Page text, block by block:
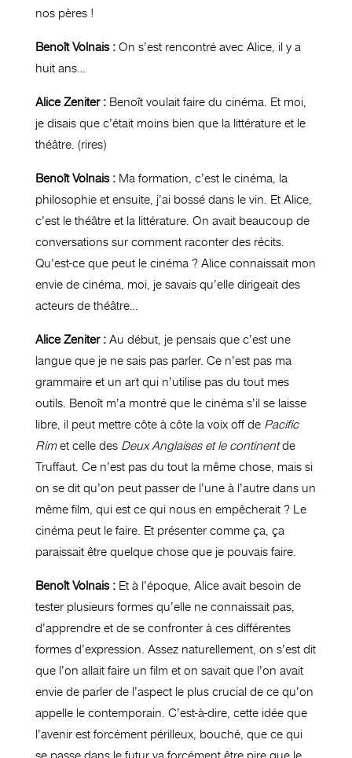
nos pères !
Benoît Volnais : On s’est rencontré avec Alice, il y a
huit ans…
Alice Zeniter : Benoît voulait faire du cinéma. Et moi,
je disais que c’était moins bien que la littérature et le
théâtre. (rires)
Benoît Volnais :Ma formation, c’est le cinéma, la
philosophie et ensuite, j’ai bossé dans le vin. Et Alice,
c’est le théâtre et la littérature. On avait beaucoup de
conversations sur comment raconter des récits.
Qu’est-ce que peut le cinéma ? Alice connaissait mon
envie de cinéma, moi, je savais qu’elle dirigeait des
acteurs de théâtre…
Alice Zeniter : Au début, je pensais que c’est une
langue que je ne sais pas parler. Ce n’est pas ma
grammaire et un art qui n’utilise pas du tout mes
outils. Benoît m’a montré que le cinéma s’il se laisse
libre, il peut mettre côte à côte la voix off de Pacific
Rimet celle des Deux Anglaises et le continentde
Truffaut. Ce n’est pas du tout la même chose, mais si
on se dit qu’on peut passer de l’une à l’autre dans un
même film, qui est ce qui nous en empêcherait ? Le
cinéma peut le faire. Et présenter comme ça, ça
paraissait être quelque chose que je pouvais faire.
Benoît Volnais : Et à l’époque, Alice avait besoin de
tester plusieurs formes qu’elle ne connaissait pas,
d’apprendre et de se confronter à ces différentes
formes d’expression. Assez naturellement, on s’est dit
que l’on allait faire un film et on savait que l’on avait
envie de parler de l’aspect le plus crucial de ce qu’on
appelle le contemporain. C’est-à-dire, cette idée que
l’avenir est forcément périlleux, bouché, que ce qui